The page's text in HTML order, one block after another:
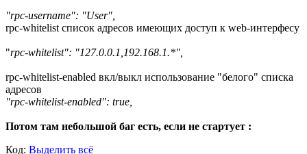
"rpc-username": "User",
rpc-whitelist список адресов имеющих доступ к web-интерфесу
"rpc-whitelist": "127.0.0.1,192.168.1.*",
rpc-whitelist-enabled вкл/выкл использование "белого" списка
адресов
"rpc-whitelist-enabled": true,
Потом там небольшой баг есть, если не стартует :
Код: Выделить всё